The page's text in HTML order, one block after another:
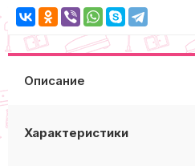
Описание
Характеристики